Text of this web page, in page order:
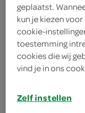
Gekookte,
inhoud en
geplaatst.
kun je kiezen
cookie-
toestemming
cookies die wij
vind je in ons
Zelf instellen